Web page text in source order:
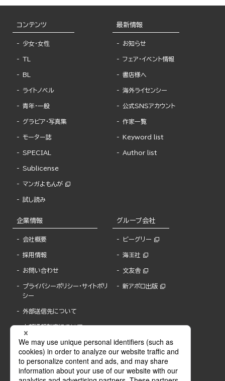
コンテンツ
少女・女性
TL
BL
ライトノベル
青年・一般
グラビア・写真集
モーター誌
SPECIAL
Sublicense
マンガよもんが
試し読み
最新情報
お知らせ
フェア・イベント情報
書店様へ
海外ライセンシー
公式SNSアカウント
作家一覧
Keyword list
Author list
企業情報
会社概要
採用情報
お問い合わせ
プライバシーポリシー・サイトポリ
シー
外部送信先について
内部通報制度について
グループ会社
ビーグリー
海王社
文友舎
新アポロ出版